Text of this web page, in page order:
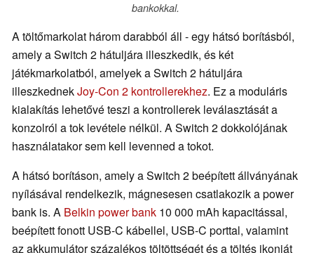
bankokkal.
A töltőmarkolat három darabból áll - egy hátsó borításból,
amely a Switch 2 hátuljára illeszkedik, és két
játékmarkolatból, amelyek a Switch 2 hátuljára
illeszkednekJoy-Con 2 kontrollerekhez. Ez a moduláris
kialakítás lehetővé teszi a kontrollerek leválasztását a
konzolról a tok levétele nélkül. A Switch 2 dokkolójának
használatakor sem kell levenned a tokot.
A hátsó borításon, amely a Switch 2 beépített állványának
nyílásával rendelkezik, mágnesesen csatlakozik a power
bank is. A Belkin power bank 10 000 mAh kapacitással,
beépített fonott USB-C kábellel, USB-C porttal, valamint
az akkumulátor százalékos töltöttségét és a töltés ikonját